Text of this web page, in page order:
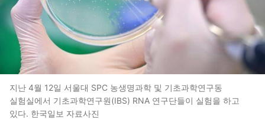
지난 4월 12일 서울대 SPC 농생명과학 및 기초과학연구동
실험실에서 기초과학연구원(IBS) RNA 연구단들이 실험을 하고
있다. 한국일보 자료사진